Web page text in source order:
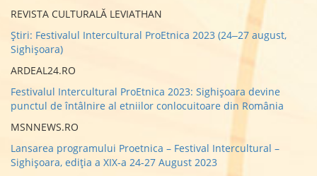
REVISTA CULTURALĂ LEVIATHAN
Știri: Festivalul Intercultural ProEtnica 2023 (24‒27 august,
Sighișoara)
ARDEAL24.RO
Festivalul Intercultural ProEtnica 2023: Sighişoara devine
punctul de întâlnire al etniilor conlocuitoare din România
MSNNEWS.RO
Lansarea programului Proetnica – Festival Intercultural –
Sighişoara, ediția a XIX-a 24-27 August 2023